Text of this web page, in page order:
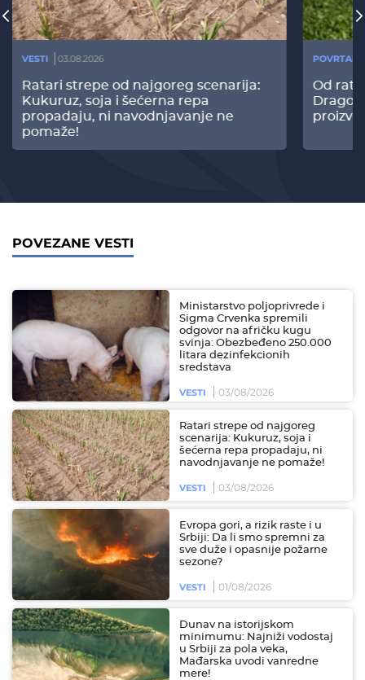
VESTI 03.08.2026
Ratari strepe od najgoreg scenarija:
Kukuruz, soja i šećerna repa
propadaju, ni navodnjavanje ne
pomaže!
Od
POVEZANE VESTI
Ministarstvo poljoprivrede i
Sigma Crvenka spremili
odgovor na afričku kugu
svinja: Obezbeđeno 250.000
litara dezinfekcionih
sredstava
VESTI 03/08/2026
Ratari strepe od najgoreg
scenarija: Kukuruz, soja i
šećerna repa propadaju, ni
navodnjavanje ne pomaže!
VESTI 03/08/2026
Evropa gori, a rizik raste i u
Srbiji: Da li smo spremni za
sve duže i opasnije požarne
sezone?
VESTI 01/08/2026
Dunav na istorijskom
minimumu: Najniži vodostaj
u Srbiji za pola veka,
Mađarska uvodi vanredne
mere!